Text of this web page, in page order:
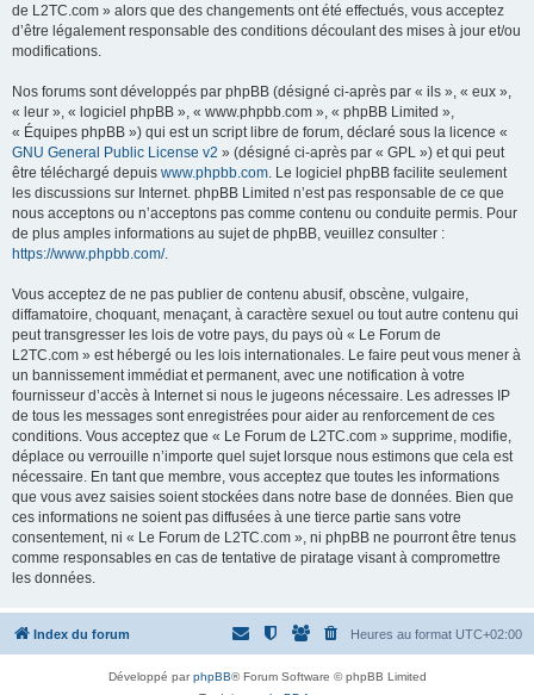
de L2TC.com » alors que des changements ont été effectués, vous acceptez
d’être légalement responsable des conditions découlant des mises à jour et/ou
modifications.
Nos forums sont développés par phpBB (désigné ci-après par « ils », « eux »,
« leur », « logiciel phpBB », « www.phpbb.com », « phpBB Limited »,
« Équipes phpBB ») qui est un script libre de forum, déclaré sous la licence «
GNU General Public License v2 » (désigné ci-après par « GPL ») et qui peut
être téléchargé depuis www.phpbb.com. Le logiciel phpBB facilite seulement
les discussions sur Internet. phpBB Limited n’est pas responsable de ce que
nous acceptons ou n’acceptons pas comme contenu ou conduite permis. Pour
de plus amples informations au sujet de phpBB, veuillez consulter :
https://www.phpbb.com/.
Vous acceptez de ne pas publier de contenu abusif, obscène, vulgaire,
diffamatoire, choquant, menaçant, à caractère sexuel ou tout autre contenu qui
peut transgresser les lois de votre pays, du pays où « Le Forum de
L2TC.com » est hébergé ou les lois internationales. Le faire peut vous mener à
un bannissement immédiat et permanent, avec une notification à votre
fournisseur d’accès à Internet si nous le jugeons nécessaire. Les adresses IP
de tous les messages sont enregistrées pour aider au renforcement de ces
conditions. Vous acceptez que « Le Forum de L2TC.com » supprime, modifie,
déplace ou verrouille n’importe quel sujet lorsque nous estimons que cela est
nécessaire. En tant que membre, vous acceptez que toutes les informations
que vous avez saisies soient stockées dans notre base de données. Bien que
ces informations ne soient pas diffusées à une tierce partie sans votre
consentement, ni « Le Forum de L2TC.com », ni phpBB ne pourront être tenus
comme responsables en cas de tentative de piratage visant à compromettre
les données.
Index du forum Heures au format UTC+02:00
Développé parphpBB® Forum Software © phpBB Limited